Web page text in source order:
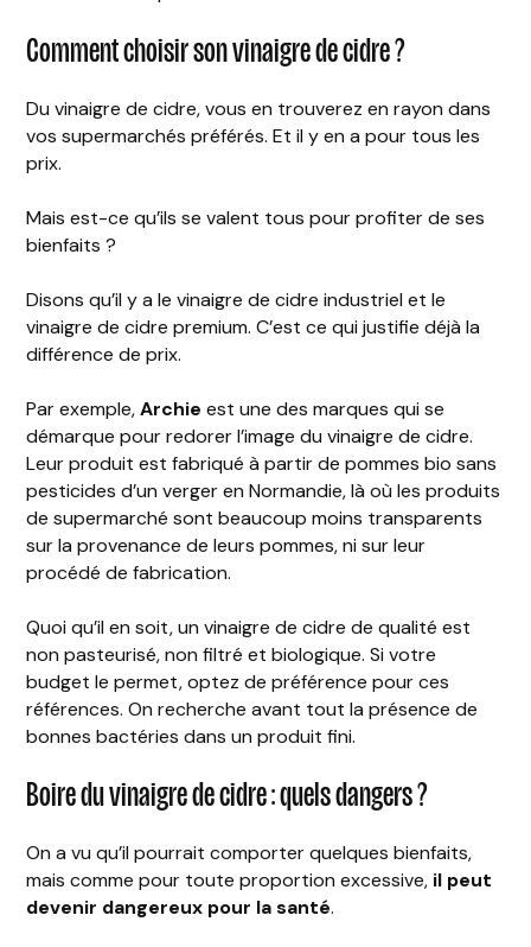
Comment choisir son vinaigre de cidre ?
Du vinaigre de cidre, vous en trouverez en rayon dans
vos supermarchés préférés. Et il y en a pour tous les
prix.
Mais est-ce qu’ils se valent tous pour profiter de ses
bienfaits ?
Disons qu’il y a le vinaigre de cidre industriel et le
vinaigre de cidre premium. C’est ce qui justifie déjà la
différence de prix.
Par exemple,Archie est une des marques qui se
démarque pour redorer l’image du vinaigre de cidre.
Leur produit est fabriqué à partir de pommes bio sans
pesticides d’un verger en Normandie, là où les produits
de supermarché sont beaucoup moins transparents
sur la provenance de leurs pommes, ni sur leur
procédé de fabrication.
Quoi qu’il en soit, un vinaigre de cidre de qualité est
non pasteurisé, non filtré et biologique. Si votre
budget le permet, optez de préférence pour ces
références. On recherche avant tout la présence de
bonnes bactéries dans un produit fini.
Boire du vinaigre de cidre : quels dangers ?
On a vu qu’il pourrait comporter quelques bienfaits,
mais comme pour toute proportion excessive, il peut
devenir dangereux pour la santé.